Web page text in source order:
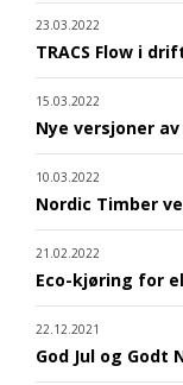
23.03.2022
TRACS Flow i
15.03.2022
Nye versjoner av
10.03.2022
Nordic Timber
21.02.2022
Eco-kjøring for
22.12.2021
God Jul og Godt